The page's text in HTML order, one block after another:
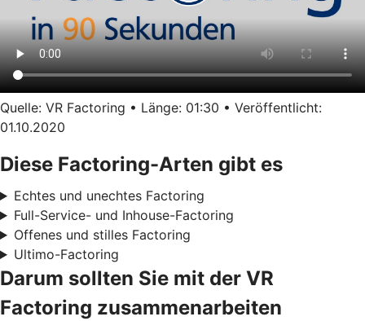
Quelle: VR Factoring • Länge: 01:30 • Veröffentlicht:
01.10.2020
Diese Factoring-Arten gibt es
Echtes und unechtes Factoring
Full-Service- und Inhouse-Factoring
Offenes und stilles Factoring
Ultimo-Factoring
Darum sollten Sie mit der VR
Factoring zusammenarbeiten